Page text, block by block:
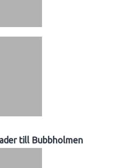
till Bubbholmen